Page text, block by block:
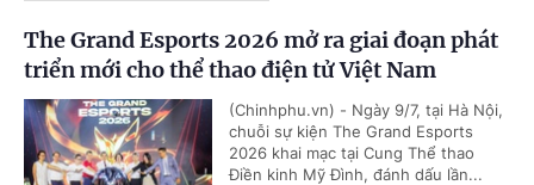
The Grand Esports 2026 mở ra giai đoạn phát
triển mới cho thể thao điện tử Việt Nam
(Chinhphu.vn) - Ngày 9/7, tại Hà Nội,
chuỗi sự kiện The Grand Esports
2026 khai mạc tại Cung Thể thao
Điền kinh Mỹ Đình, đánh dấu lần...